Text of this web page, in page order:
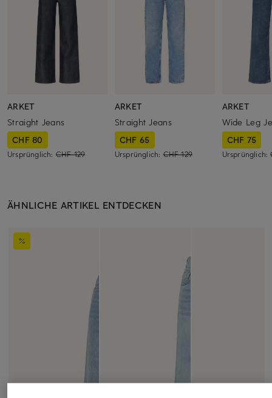
ARKET
Straight Jeans
CHF 80
Ursprünglich: CHF 129
ARKET
Straight Jeans
CHF 65
Ursprünglich:CHF 129
ARKET
Wide Leg
CHF 75
Ursprünglich:
ÄHNLICHE ARTIKEL ENTDECKEN